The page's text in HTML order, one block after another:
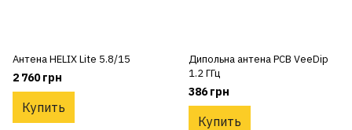
Антена HELIX Lite 5.8/15
2 760 грн
Купить
Дипольна антена PCB VeeDip
1.2 ГГц
386 грн
Купить